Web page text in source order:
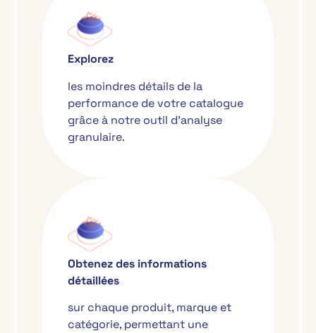
Explorez
les moindres détails de la
performance de votre catalogue
grâce à notre outil d’analyse
granulaire.
Obtenez des informations
détaillées
sur chaque produit, marque et
catégorie, permettant une